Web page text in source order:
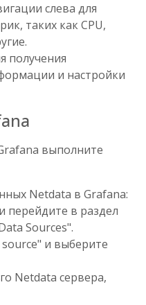
слева для
таких как CPU,
получения
и настройки
выполните
Netdata в Grafana:
перейдите в раздел
Sources".
и выберите
Netdata сервера,